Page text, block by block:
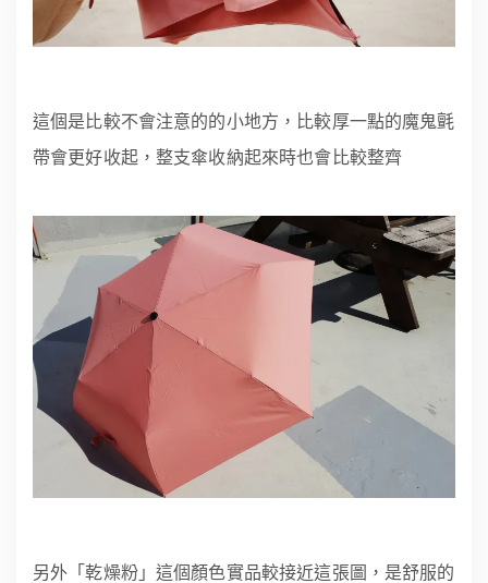
這個是比較不會注意的的小地方，比較厚一點的魔鬼氈
帶會更好收起，整支傘收納起來時也會比較整齊
另外「乾燥粉」這個顏色實品較接近這張圖，是舒服的